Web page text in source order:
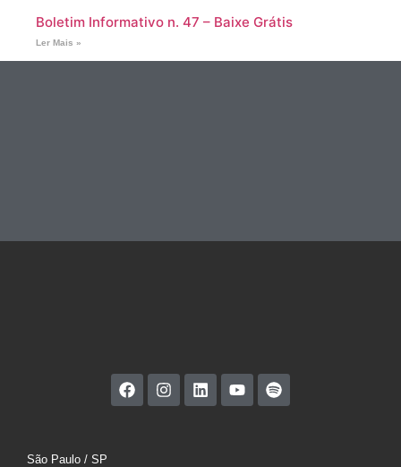
Boletim Informativo n. 47 – Baixe Grátis
Ler Mais »
São Paulo / SP